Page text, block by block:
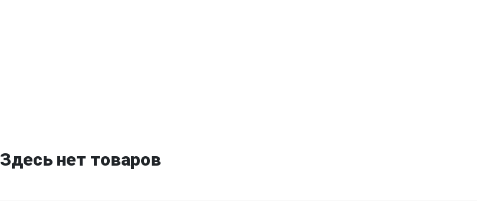
Здесь нет товаров